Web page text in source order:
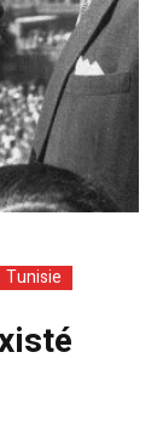
Tunisie